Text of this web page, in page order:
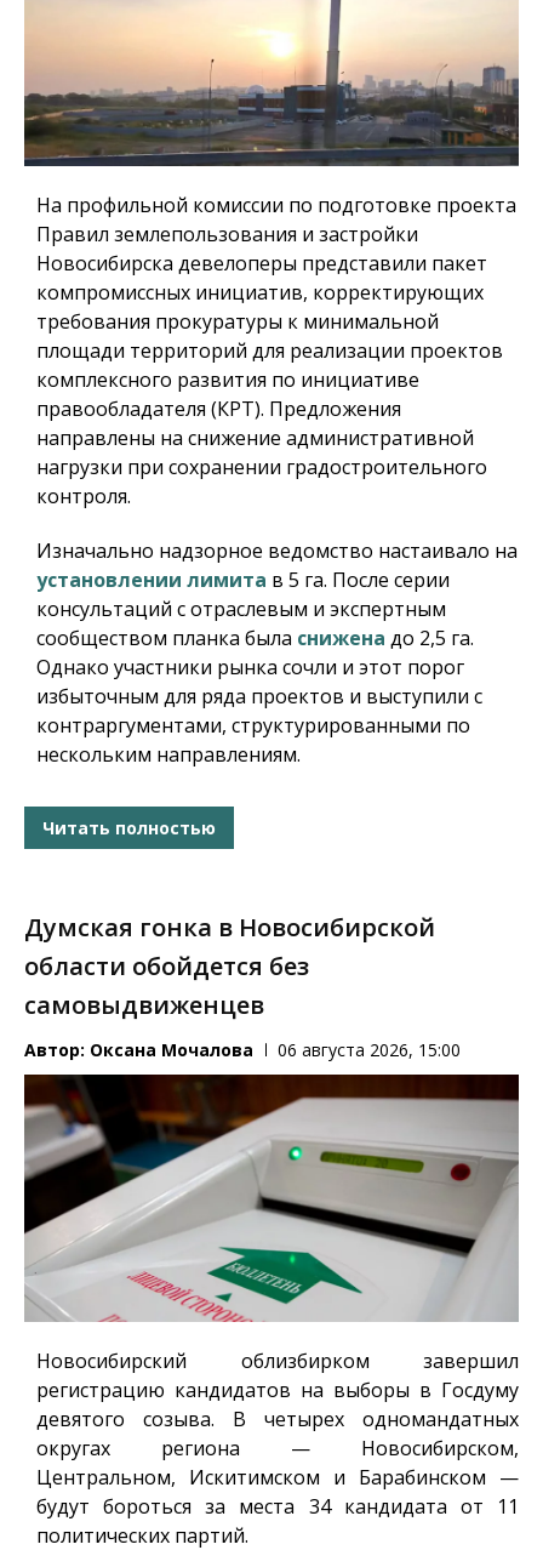
На профильной комиссии по подготовке проекта
Правил землепользования и застройки
Новосибирска девелоперы представили пакет
компромиссных инициатив, корректирующих
требования прокуратуры к минимальной
площади территорий для реализации проектов
комплексного развития по инициативе
правообладателя (КРТ). Предложения
направлены на снижение административной
нагрузки при сохранении градостроительного
контроля.
Изначально надзорное ведомство настаивало на
установлении лимита в 5 га. После серии
консультаций с отраслевым и экспертным
сообществом планка была снижена до 2,5 га.
Однако участники рынка сочли и этот порог
избыточным для ряда проектов и выступили с
контраргументами, структурированными по
нескольким направлениям.
Читать полностью
Думская гонка в Новосибирской
области обойдется без
самовыдвиженцев
Автор: Оксана Мочалова 06 августа 2026, 15:00
Новосибирский облизбирком завершил
регистрацию кандидатов на выборы в Госдуму
девятого созыва. В четырех одномандатных
округах региона — Новосибирском,
Центральном, Искитимском и Барабинском —
будут бороться за места 34 кандидата от 11
политических партий.